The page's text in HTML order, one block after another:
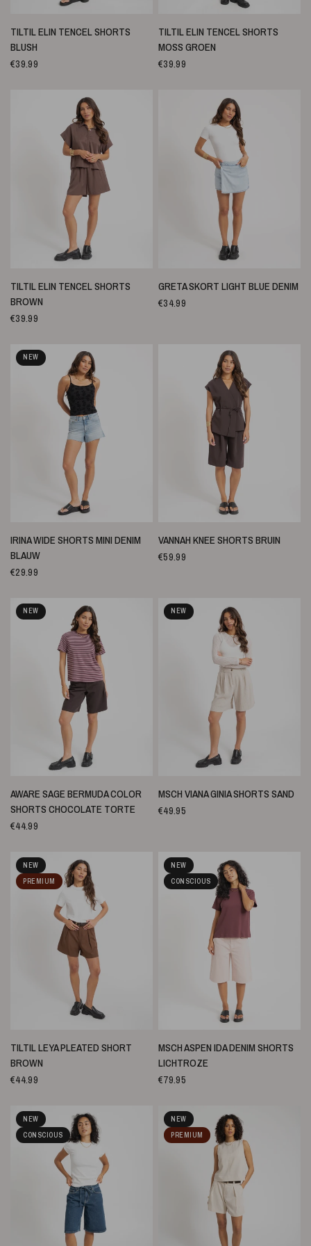
SNELLE WEERGAVE
TILTIL ELIN TENCEL SHORTS
BLUSH
€39.99
SNELLE WEERGAVE
TILTIL ELIN TENCEL SHORTS
MOSS GROEN
€39.99
SNELLE WEERGAVE
TILTIL ELIN TENCEL SHORTS
BROWN
€39.99
SNELLE WEERGAVE
GRETA SKORT LIGHT BLUE DENIM
€34.99
NEW
SNELLE WEERGAVE
IRINA WIDE SHORTS MINI DENIM
BLAUW
€29.99
SNELLE WEERGAVE
VANNAH KNEE SHORTS BRUIN
€59.99
NEW
SNELLE WEERGAVE
AWARE SAGE BERMUDA COLOR
SHORTS CHOCOLATE TORTE
€44.99
NEW
SNELLE WEERGAVE
MSCH VIANA GINIA SHORTS SAND
€49.95
NEW
PREMIUM
SNELLE WEERGAVE
TILTIL LEYA PLEATED SHORT
BROWN
€44.99
NEW
CONSCIOUS
SNELLE WEERGAVE
MSCH ASPEN IDA DENIM SHORTS
LICHTROZE
€79.95
NEW
CONSCIOUS
NEW
PREMIUM